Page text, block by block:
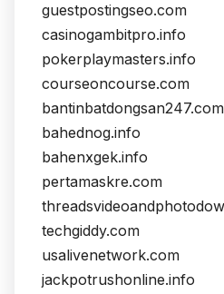
guestpostingseo.com
casinogambitpro.info
pokerplaymasters.info
courseoncourse.com
bantinbatdongsan247.com
bahednog.info
bahenxgek.info
pertamaskre.com
techgiddy.com
usalivenetwork.com
jackpotrushonline.info